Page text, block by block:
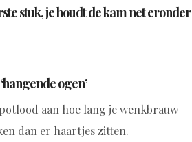
stuk, je houdt de kam net eronder
ogen’
aan hoe lang je wenkbrauw
dan er haartjes zitten.